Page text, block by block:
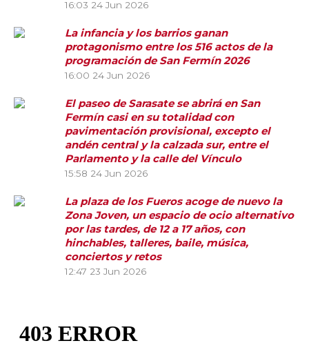
16:03 24 Jun 2026
La infancia y los barrios ganan
protagonismo entre los 516 actos de la
programación de San Fermín 2026
16:00 24 Jun 2026
El paseo de Sarasate se abrirá en San
Fermín casi en su totalidad con
pavimentación provisional, excepto el
andén central y la calzada sur, entre el
Parlamento y la calle del Vínculo
15:58 24 Jun 2026
La plaza de los Fueros acoge de nuevo la
Zona Joven, un espacio de ocio alternativo
por las tardes, de 12 a 17 años, con
hinchables, talleres, baile, música,
conciertos y retos
12:47 23 Jun 2026